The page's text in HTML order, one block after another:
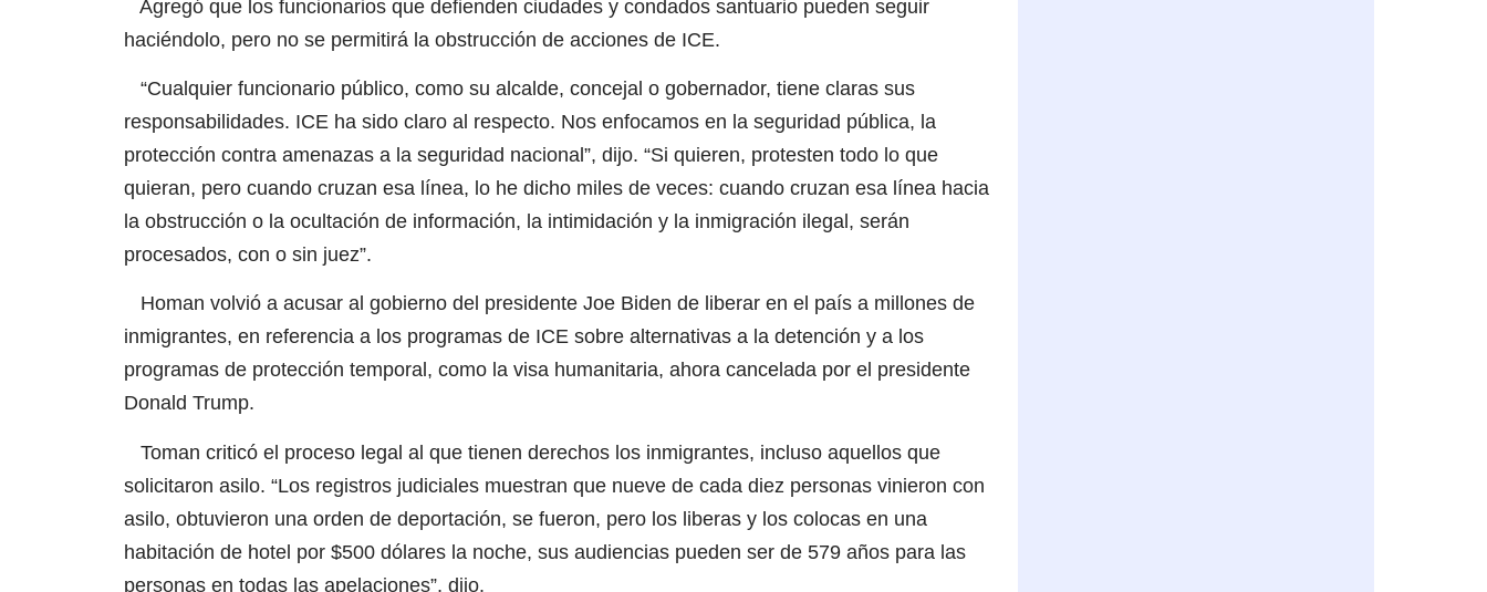
Agregó que los funcionarios que defienden ciudades y condados santuario pueden seguir
haciéndolo, pero no se permitirá la obstrucción de acciones de ICE.
“Cualquier funcionario público, como su alcalde, concejal o gobernador, tiene claras sus
responsabilidades. ICE ha sido claro al respecto. Nos enfocamos en la seguridad pública, la
protección contra amenazas a la seguridad nacional”, dijo. “Si quieren, protesten todo lo que
quieran, pero cuando cruzan esa línea, lo he dicho miles de veces: cuando cruzan esa línea hacia
la obstrucción o la ocultación de información, la intimidación y la inmigración ilegal, serán
procesados, con o sin juez”.
Homan volvió a acusar al gobierno del presidente Joe Biden de liberar en el país a millones de
inmigrantes, en referencia a los programas de ICE sobre alternativas a la detención y a los
programas de protección temporal, como la visa humanitaria, ahora cancelada por el presidente
Donald Trump.
Toman criticó el proceso legal al que tienen derechos los inmigrantes, incluso aquellos que
solicitaron asilo. “Los registros judiciales muestran que nueve de cada diez personas vinieron con
asilo, obtuvieron una orden de deportación, se fueron, pero los liberas y los colocas en una
habitación de hotel por $500 dólares la noche, sus audiencias pueden ser de 579 años para las
personas en todas las apelaciones”, dijo.